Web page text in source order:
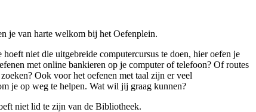
je van harte welkom bij het Oefenplein.
niet die uitgebreide computercursus te doen, hier oefen je
met online bankieren op je computer of telefoon? Of routes
Ook voor het oefenen met taal zijn er veel
je op weg te helpen. Wat wil jij graag kunnen?
niet lid te zijn van de Bibliotheek.